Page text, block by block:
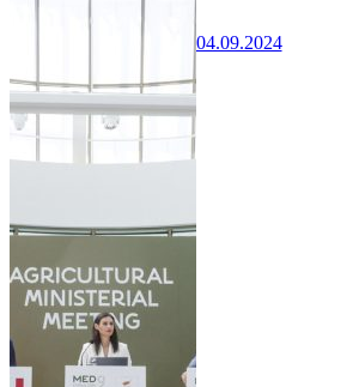
04.09.2024